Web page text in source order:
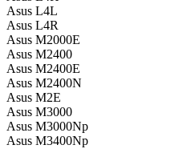
Asus L4L
Asus L4R
Asus M2000E
Asus M2400
Asus M2400E
Asus M2400N
Asus M2E
Asus M3000
Asus M3000Np
Asus M3400Np